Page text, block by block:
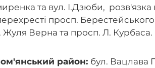
та вул. І.Дзюби, розв'язка
просп.
Жуля Верна та просп. Л. Курбаса.
район: бул. Вацлава